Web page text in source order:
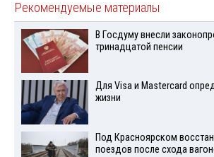
Рекомендуемые материалы
В Госдуму внесли
тринадцатой пенсии
Для Visа и Mastercard
жизни
Под Красноярском
поездов после схода